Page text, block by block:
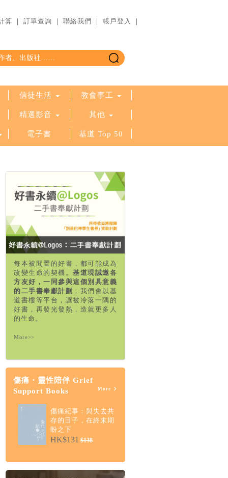
算 ｜ 訂單查詢 ｜ 聯絡我們 ｜ 帳戶登入 ｜
信徒生活 教會事工
精選影音 其他
電子書 基道 Top 50
每本被閒置的好書，都可能成為
改變生命的契機。基道現誠邀各
方友好，一同參與這個別具意義
的二手書奉獻計劃 ，我們會以基
道書樓等平台，讓被冷落一隅的
好書，再發光發熱，造就更多人
的生命。
More>>
傷痛・靈性陪伴 Grief
Support Books
More
傷痛紀事：與失去共
存的日子，在終末期
盼之下
HK$131 $138